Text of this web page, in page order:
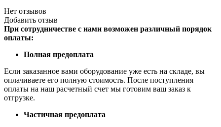
Нет отзывов
Добавить отзыв
При сотрудничестве с нами возможен различный порядок
оплаты:
Полная предоплата
Если заказанное вами оборудование уже есть на складе, вы
оплачиваете его полную стоимость. После поступления
оплаты на наш расчетный счет мы готовим ваш заказ к
отгрузке.
Частичная предоплата